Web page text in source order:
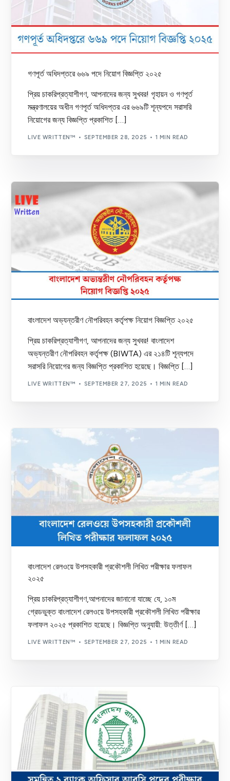
গণপূর্ত অধিদপ্তরে ৬৬৯ পদে নিয়োগ বিজ্ঞপ্তি ২০২৫
প্রিয় চাকরিপ্রত্যাশীগণ, আপনাদের জন্য সুখবর! গৃহায়ন ও গণপূর্ত
মন্ত্রণালয়ের অধীন গণপূর্ত অধিদপ্তর এর ৬৬৯টি শূন্যপদে সরাসরি
নিয়োগের জন্য বিজ্ঞপ্তি প্রকাশিত […]
LIVE WRITTEN™ SEPTEMBER 28, 2025 1 MIN READ
বাংলাদেশ অভ্যন্তরীণ নৌপরিবহন কর্তৃপক্ষ নিয়োগ বিজ্ঞপ্তি ২০২৫
প্রিয় চাকরিপ্রত্যাশীগণ, আপনাদের জন্য সুখবর! বাংলাদেশ
অভ্যন্তরীণ নৌপরিবহন কর্তৃপক্ষ (BIWTA) এর ২১৪টি শূন্যপদে
সরাসরি নিয়োগের জন্য বিজ্ঞপ্তি প্রকাশিত হয়েছে। বিজ্ঞপ্তি […]
LIVE WRITTEN™ SEPTEMBER 27, 2025 1 MIN READ
বাংলাদেশ রেলওয়ে উপসহকারী প্রকৌশলী লিখিত পরীক্ষার ফলাফল
২০২৫
প্রিয় চাকরিপ্রত্যাশীগণ,আপনাদের জানানো যাচ্ছে যে, ১০ম
গ্রেডভুক্ত বাংলাদেশ রেলওয়ে উপসহকারী প্রকৌশলী লিখিত পরীক্ষার
ফলাফল ২০২৫ প্রকাশিত হয়েছে। বিজ্ঞপ্তি অনুযায়ী: উত্তীর্ণ […]
LIVE WRITTEN™ SEPTEMBER 27, 2025 1 MIN READ